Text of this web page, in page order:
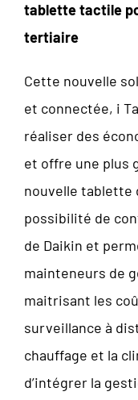
tablette tactile
tertiaire
Cette nouvelle
et connectée, i
réaliser des
et offre une plus
nouvelle tablette
possibilité de
de Daikin et
mainteneurs de
maitrisant les
surveillance à
chauffage et la
d’intégrer la